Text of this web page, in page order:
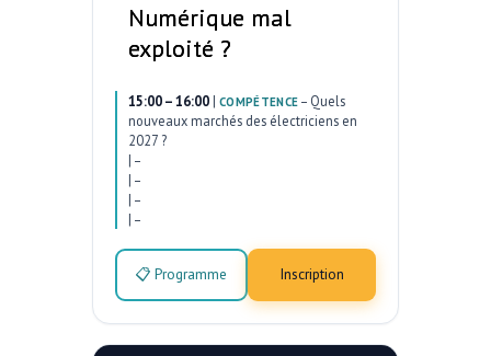
Numérique mal
exploité ?
15:00 – 16:00 | COMPÉTENCE – Quels
nouveaux marchés des électriciens en
2027 ?
| –
| –
| –
| –
📋 Programme Inscription